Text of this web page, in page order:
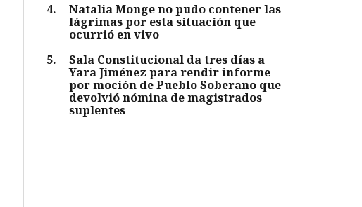
4.
Natalia Monge no pudo contener las
lágrimas por esta situación que
ocurrió en vivo
5.
Sala Constitucional da tres días a
Yara Jiménez para rendir informe
por moción de Pueblo Soberano que
devolvió nómina de magistrados
suplentes